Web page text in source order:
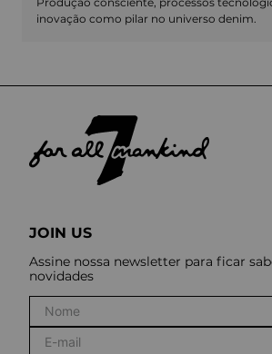
inovação como pilar no universo denim.
JOIN US
Assine nossa newsletter para ficar
novidades